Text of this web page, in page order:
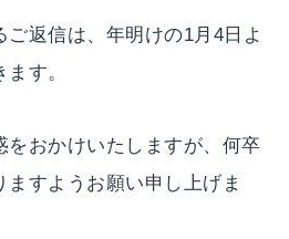
返信は、年明けの1月4日よ
す。
をおかけいたしますが、何卒
ますようお願い申し上げま